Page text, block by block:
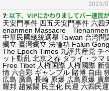
2023/
7: 以下、VIPにかわりましてパー速民
天安門事件 四五天安門事件 六四
enanmen Massacre
中華民國總統選舉 Taiwan 台湾
獨立 臺灣獨立 法輪功 Falun
The Epoch Times 九評共産党 チ
ット動乱 北京之春 ダライ・ラマ
Free Tibet 人権国際 人権國際 新
情 六合彩 ギャンブル 賭博 自由
広島 廣島 長崎 原爆 広島原爆 廣
耀邦 趙紫陽 民主化 民運 六四民